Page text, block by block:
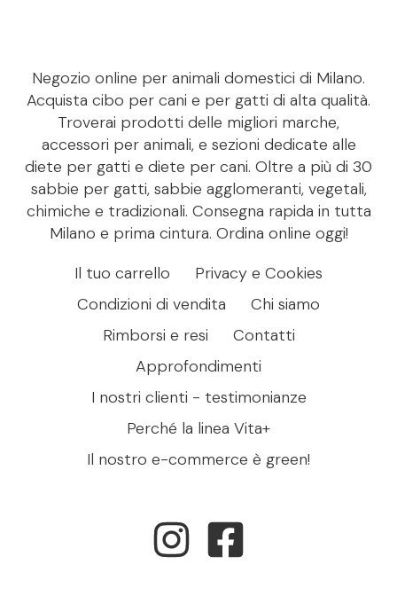
Negozio online per animali domestici di Milano.
Acquista cibo per cani e per gatti di alta qualità.
Troverai prodotti delle migliori marche,
accessori per animali, e sezioni dedicate alle
diete per gatti e diete per cani. Oltre a più di 30
sabbie per gatti, sabbie agglomeranti, vegetali,
chimiche e tradizionali. Consegna rapida in tutta
Milano e prima cintura. Ordina online oggi!
Il tuo carrello
Privacy e Cookies
Condizioni di vendita
Chi siamo
Rimborsi e resi
Contatti
Approfondimenti
I nostri clienti - testimonianze
Perché la linea Vita+
Il nostro e-commerce è green!